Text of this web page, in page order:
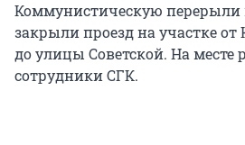
Коммунистическую перерыли
закрыли проезд на участке от
до улицы Советской. На месте
сотрудники СГК.